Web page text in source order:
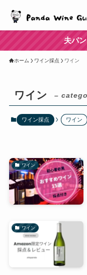
夫パ
ホーム ワイン採点 ワイン
ワイン –
ワイン採点 ワイン
ワイン
ワイン